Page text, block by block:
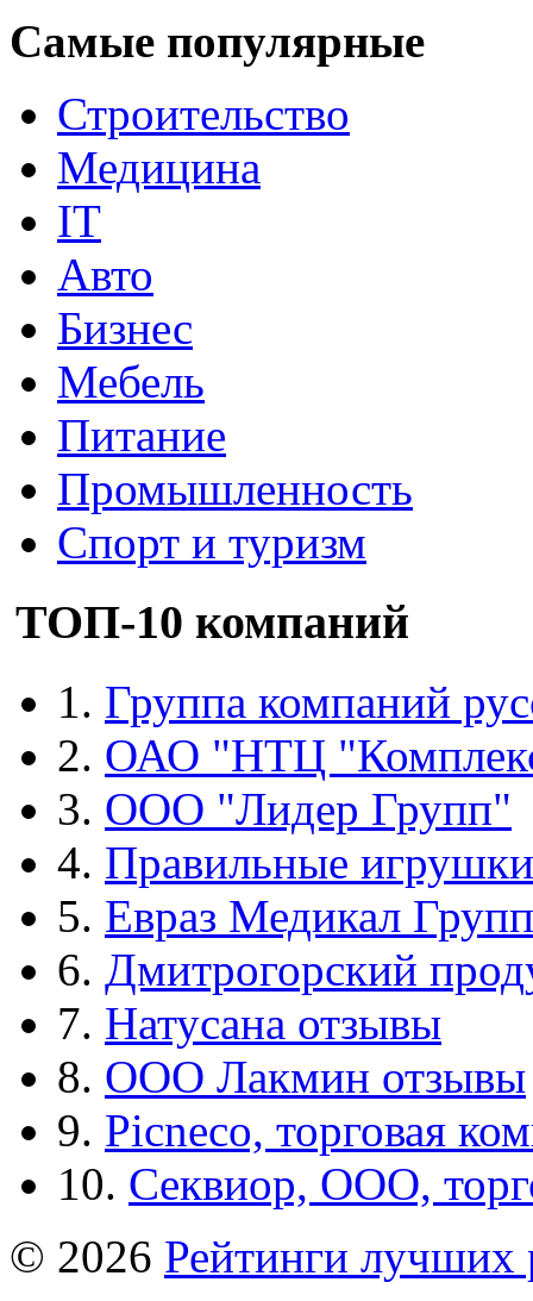
Самые популярные
Строительство
Медицина
IT
Авто
Бизнес
Мебель
Питание
Промышленность
Спорт и туризм
ТОП-10 компаний
1. Группа компаний
2. ОАО "НТЦ
3. ООО "Лидер Групп"
4. Правильные игрушки
5. Евраз Медикал Групп
6. Дмитрогорский
7. Натусана отзывы
8. ООО Лакмин отзывы
9. Picneco, торговая
10. Секвиор, ООО,
© 2026 Рейтинги лучших